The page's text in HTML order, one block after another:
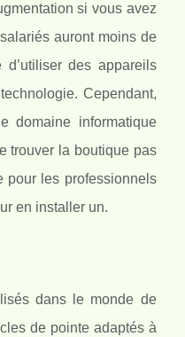
si vous avez
auront moins de
des appareils
Cependant,
domaine informatique
trouver la boutique pas
pour les professionnels
en installer un.
dans le monde de
de pointe adaptés à